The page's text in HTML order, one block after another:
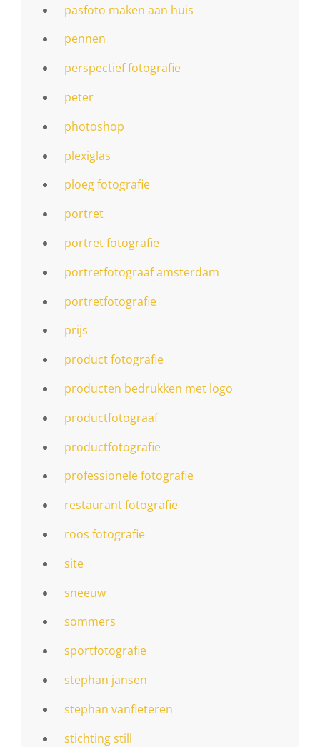
pasfoto maken aan huis
pennen
perspectief fotografie
peter
photoshop
plexiglas
ploeg fotografie
portret
portret fotografie
portretfotograaf amsterdam
portretfotografie
prijs
product fotografie
producten bedrukken met logo
productfotograaf
productfotografie
professionele fotografie
restaurant fotografie
roos fotografie
site
sneeuw
sommers
sportfotografie
stephan jansen
stephan vanfleteren
stichting still